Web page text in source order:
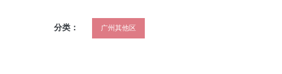
分类： 广州其他区